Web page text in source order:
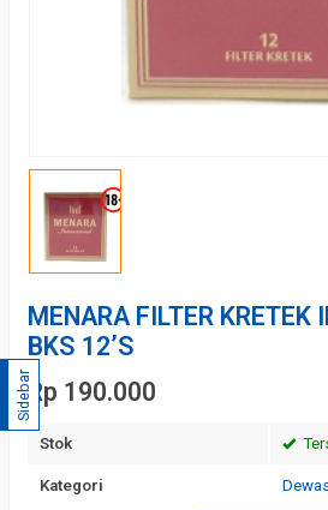
MENARA FILTER KRETEK
BKS 12’S
Rp 190.000
Stok
Kategori
Sidebar